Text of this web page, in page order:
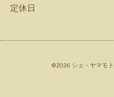
定休日
©2026 シェ・ヤマモト